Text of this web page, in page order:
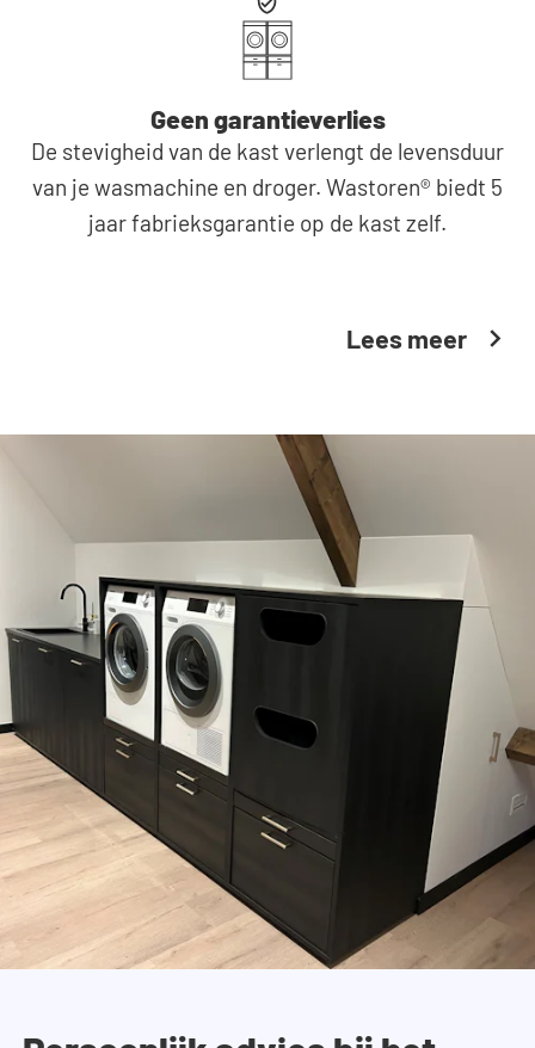
Geen garantieverlies
De stevigheid van de kast verlengt de levensduur
van je wasmachine en droger. Wastoren® biedt 5
jaar fabrieksgarantie op de kast zelf.
Lees meer